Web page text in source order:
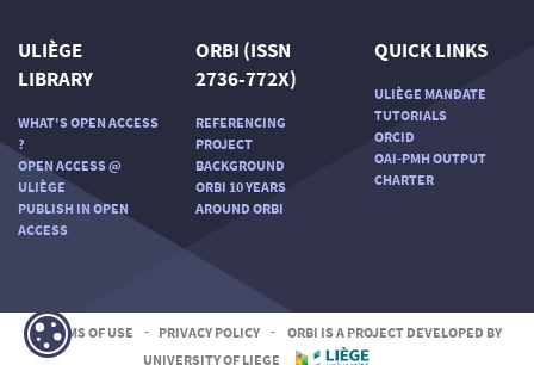
ULIÈGE
LIBRARY
WHAT'S OPEN ACCESS
?
OPEN ACCESS @
ULIÈGE
PUBLISH IN OPEN
ACCESS
ORBI (ISSN
2736-772X)
REFERENCING
PROJECT
BACKGROUND
ORBI 10 YEARS
AROUND ORBI
QUICK LINKS
ULIÈGE MANDATE
TUTORIALS
ORCID
OAI-PMH OUTPUT
CHARTER
TERMS OF USE - PRIVACY POLICY -
ORBI IS A PROJECT DEVELOPED BY
UNIVERSITY OF LIEGE